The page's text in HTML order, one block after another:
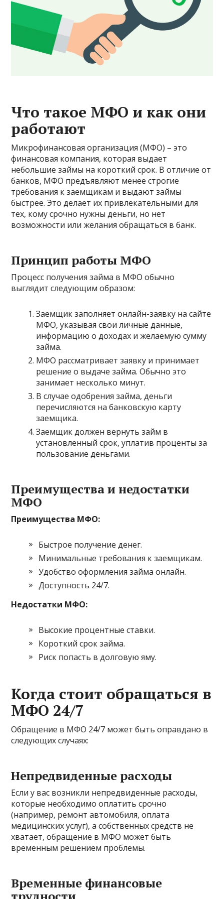
Что такое МФО и как они
работают
Микрофинансовая организация (МФО) – это
финансовая компания, которая выдает
небольшие займы на короткий срок. В отличие от
банков, МФО предъявляют менее строгие
требования к заемщикам и выдают займы
быстрее. Это делает их привлекательными для
тех, кому срочно нужны деньги, но нет
возможности или желания обращаться в банк.
Принцип работы МФО
Процесс получения займа в МФО обычно
выглядит следующим образом:
Заемщик заполняет онлайн-заявку на сайте
МФО, указывая свои личные данные,
информацию о доходах и желаемую сумму
займа.
МФО рассматривает заявку и принимает
решение о выдаче займа. Обычно это
занимает несколько минут.
В случае одобрения займа, деньги
перечисляются на банковскую карту
заемщика.
Заемщик должен вернуть займ в
установленный срок, уплатив проценты за
пользование деньгами.
Преимущества и недостатки
МФО
Преимущества МФО:
Быстрое получение денег.
Минимальные требования к заемщикам.
Удобство оформления займа онлайн.
Доступность 24/7.
Недостатки МФО:
Высокие процентные ставки.
Короткий срок займа.
Риск попасть в долговую яму.
Когда стоит обращаться в
МФО 24/7
Обращение в МФО 24/7 может быть оправдано в
следующих случаях:
Непредвиденные расходы
Если у вас возникли непредвиденные расходы,
которые необходимо оплатить срочно
(например, ремонт автомобиля, оплата
медицинских услуг), а собственных средств не
хватает, обращение в МФО может быть
временным решением проблемы.
Временные финансовые